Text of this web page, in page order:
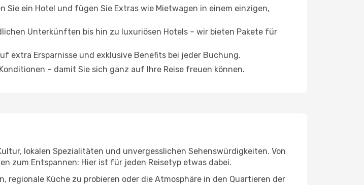
Sie ein Hotel und fügen Sie Extras wie Mietwagen in einem einzigen,
Unterkünften bis hin zu luxuriösen Hotels – wir bieten Pakete für
extra Ersparnisse und exklusive Benefits bei jeder Buchung.
– damit Sie sich ganz auf Ihre Reise freuen können.
lokalen Spezialitäten und unvergesslichen Sehenswürdigkeiten. Von
zum Entspannen: Hier ist für jeden Reisetyp etwas dabei.
regionale Küche zu probieren oder die Atmosphäre in den Quartieren der